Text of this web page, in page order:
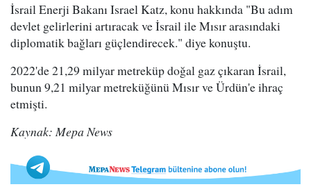
İsrail Enerji Bakanı Israel Katz, konu hakkında "Bu adım
devlet gelirlerini artıracak ve İsrail ile Mısır arasındaki
diplomatik bağları güçlendirecek." diye konuştu.
2022'de 21,29 milyar metreküp doğal gaz çıkaran İsrail,
bunun 9,21 milyar metreküğünü Mısır ve Ürdün'e ihraç
etmişti.
Kaynak: Mepa News